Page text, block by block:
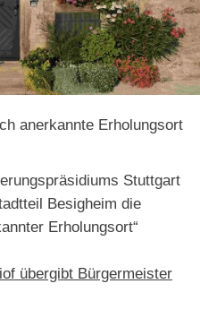
anerkannte Erholungsort
Stuttgart
Besigheim die
Erholungsort“
übergibt Bürgermeister